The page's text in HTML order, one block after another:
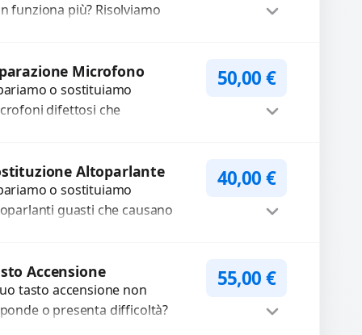
funziona più? Risolviamo
Microfono
o sostituiamo
difettosi che
Diagnosi accurata e
di...
50,00€
Altoparlante
o sostituiamo
guasti che causano
per 3...
40,00€
Accensione
tasto accensione non
o presenta difficoltà?
55,00€